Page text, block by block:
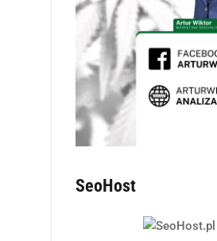
SeoHost